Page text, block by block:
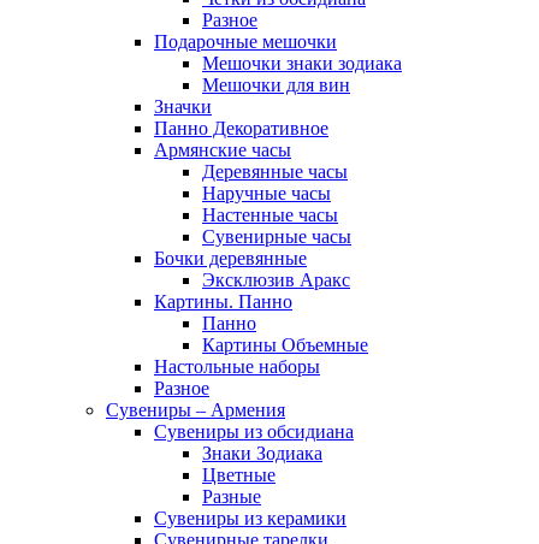
Разное
Подарочные мешочки
Мешочки знаки зодиака
Мешочки для вин
Значки
Панно Декоративное
Армянские часы
Деревянные часы
Наручные часы
Настенные часы
Сувенирные часы
Бочки деревянные
Эксклюзив Аракс
Картины. Панно
Панно
Картины Объемные
Настольные наборы
Разное
Сувениры – Армения
Сувениры из обсидиана
Знаки Зодиака
Цветные
Разные
Сувениры из керамики
Сувенирные тарелки